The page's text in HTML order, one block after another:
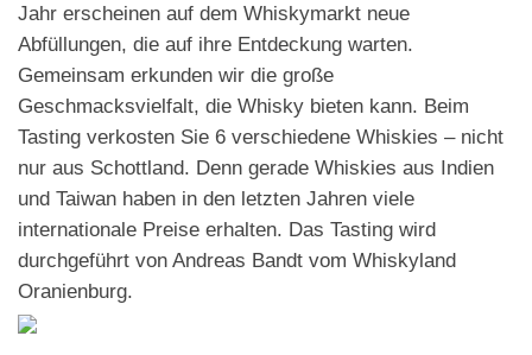
Jahr erscheinen auf dem Whiskymarkt neue
Abfüllungen, die auf ihre Entdeckung warten.
Gemeinsam erkunden wir die große
Geschmacksvielfalt, die Whisky bieten kann. Beim
Tasting verkosten Sie 6 verschiedene Whiskies – nicht
nur aus Schottland. Denn gerade Whiskies aus Indien
und Taiwan haben in den letzten Jahren viele
internationale Preise erhalten. Das Tasting wird
durchgeführt von Andreas Bandt vom Whiskyland
Oranienburg.